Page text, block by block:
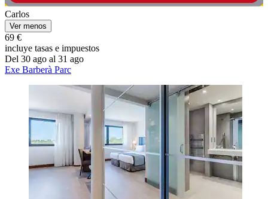
Carlos
Ver menos
69 €
incluye tasas e impuestos
Del 30 ago al 31 ago
Exe Barberà Parc